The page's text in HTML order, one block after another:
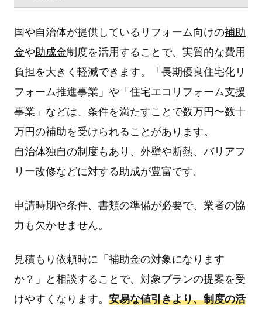
国や自治体が提供しているリフォーム向けの補助
金や助成金制度を活用することで、実質的な費用
負担を大きく軽減できます。「長期優良住宅化リ
フォーム推進事業」や「住宅エコリフォーム支援
事業」などは、条件を満たすことで数万円〜数十
万円の補助を受けられることがあります。
自治体独自の制度もあり、外壁や断熱、バリアフ
リー改修などに対する助成が豊富です。
申請時期や条件、書類の準備が必要で、業者の協
力も欠かせません。
見積もり依頼時に「補助金の対象になります
か？」と相談することで、対象プランの提案を受
けやすくなります。 安易な値引きより、制度の活